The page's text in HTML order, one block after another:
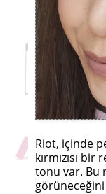
Riot, içinde
kırmızısı
tonu var. Bu